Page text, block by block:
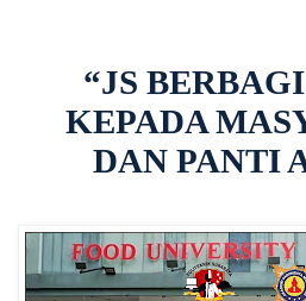
“JS
KEPADA
DAN PANTI